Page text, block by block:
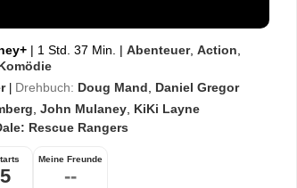
| 1 Std. 37 Min. | Abenteuer, Action
| Drehbuch: Doug Mand
Daniel Gregor
John Mulaney KiKi Layne
Rescue Rangers
Meine Freunde
--